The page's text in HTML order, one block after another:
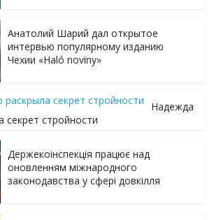
Анатолий Шарий дал открытое
интервью популярному изданию
Чехии «Haló noviny»
Надежда
секрет стройности
Держекоінспекція працює над
оновленням міжнародного
законодавства у сфері довкілля